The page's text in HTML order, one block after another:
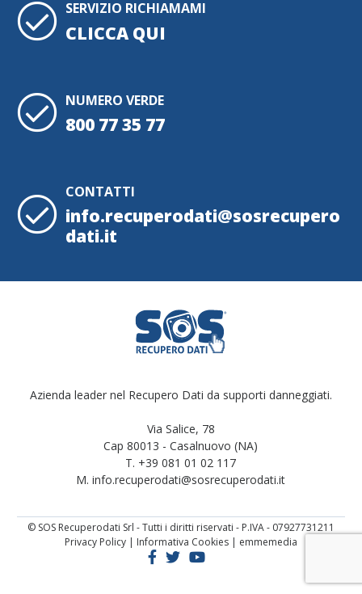
SERVIZIO RICHIAMAMI
CLICCA QUI
NUMERO VERDE
800 77 35 77
CONTATTI
info.recuperodati@sosrecupero
dati.it
Azienda leader nel Recupero Dati da supporti danneggiati.
Via Salice, 78
Cap 80013 - Casalnuovo (NA)
T. +39 081 01 02 117
M. info.recuperodati@sosrecuperodati.it
© SOS Recuperodati Srl - Tutti i diritti riservati - P.IVA - 07927731211
Privacy Policy| Informativa Cookies| emmemedia